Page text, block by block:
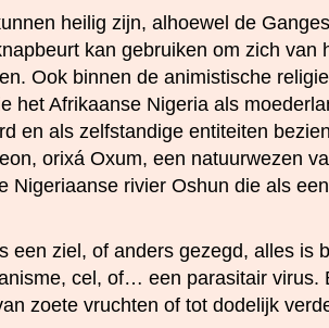
heilig zijn, alhoewel de
kan gebruiken om zich van
Ook binnen de animistische
het Afrikaanse Nigeria als
en als zelfstandige entiteiten
orixá Oxum, een natuurwezen
Nigeriaanse rivier Oshun die als
een ziel, of anders gezegd, alles is
cel, of… een parasitair virus.
zoete vruchten of tot dodelijk